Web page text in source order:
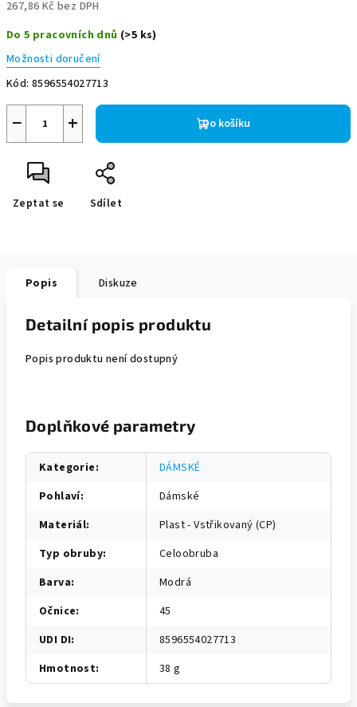
267,86 Kč bez DPH
cena:
Do 5 pracovních dnů (>5 ks)
Možnosti doručení
Kód: 8596554027713
+
− Do košíku
Zeptat se Sdílet
Popis Diskuze
Detailní popis produktu
Popis produktu není dostupný
Doplňkové parametry
Kategorie:
DÁMSKÉ
Pohlaví:
Dámské
Materiál:
Plast - Vstřikovaný (CP)
Typ obruby:
Celoobruba
Barva:
Modrá
Očnice:
45
UDI DI:
8596554027713
Hmotnost: 38 g